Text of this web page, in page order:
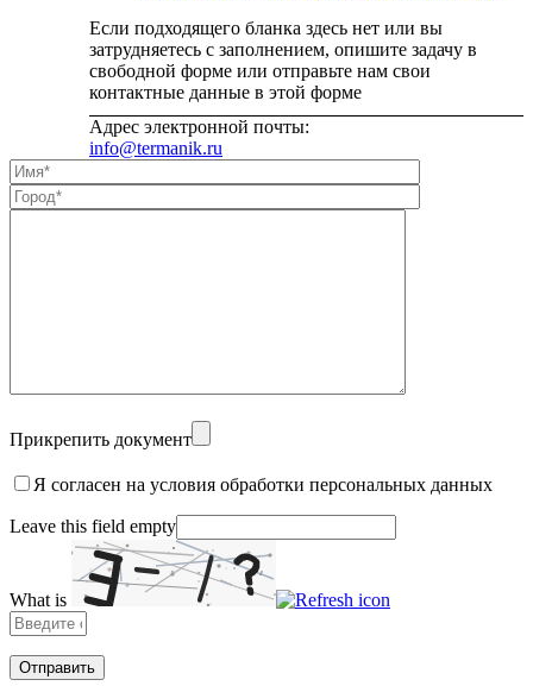
Если подходящего бланка здесь нет или вы
затрудняетесь с заполнением, опишите задачу в
свободной форме или отправьте нам свои
контактные данные в этой форме
Адрес электронной почты:
info@termanik.ru
Alternative:
Прикрепить документ
Я согласен на условия обработки персональных данных
Leave this field empty
What is
Solve
the
math